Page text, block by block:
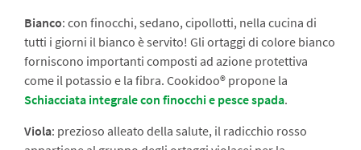
Bianco: con finocchi, sedano, cipollotti, nella cucina di
tutti i giorni il bianco è servito! Gli ortaggi di colore bianco
forniscono importanti composti ad azione protettiva
come il potassio e la fibra. Cookidoo® propone la
Schiacciata integrale con finocchi e pesce spada.
Viola: prezioso alleato della salute, il radicchio rosso